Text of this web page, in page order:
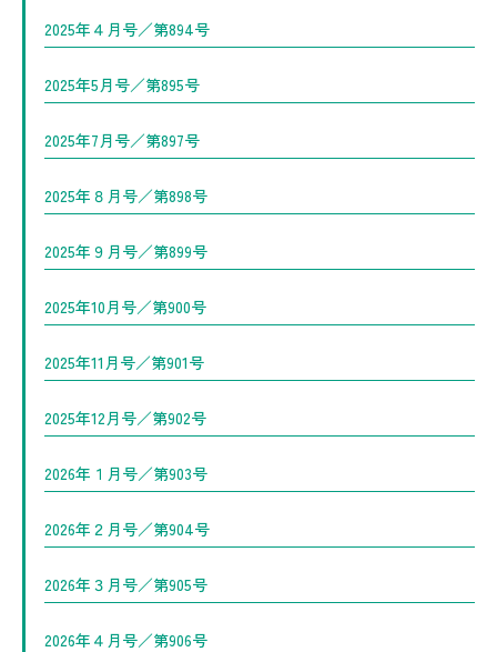
2025年４月号／第894号
2025年5月号／第895号
2025年7月号／第897号
2025年８月号／第898号
2025年９月号／第899号
2025年10月号／第900号
2025年11月号／第901号
2025年12月号／第902号
2026年１月号／第903号
2026年２月号／第904号
2026年３月号／第905号
2026年４月号／第906号